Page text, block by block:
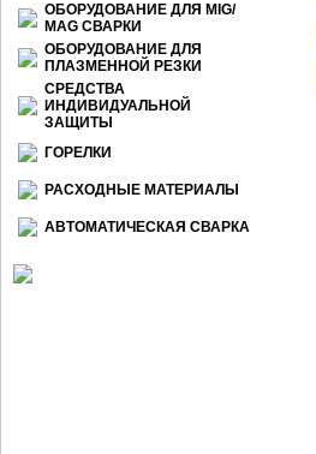
ОБОРУДОВАНИЕ ДЛЯ МIG/
МАG СВАРКИ
ОБОРУДОВАНИЕ ДЛЯ
ПЛАЗМЕННОЙ РЕЗКИ
СРЕДСТВА
ИНДИВИДУАЛЬНОЙ
ЗАЩИТЫ
ГОРЕЛКИ
РАСХОДНЫЕ МАТЕРИАЛЫ
АВТОМАТИЧЕСКАЯ СВАРКА